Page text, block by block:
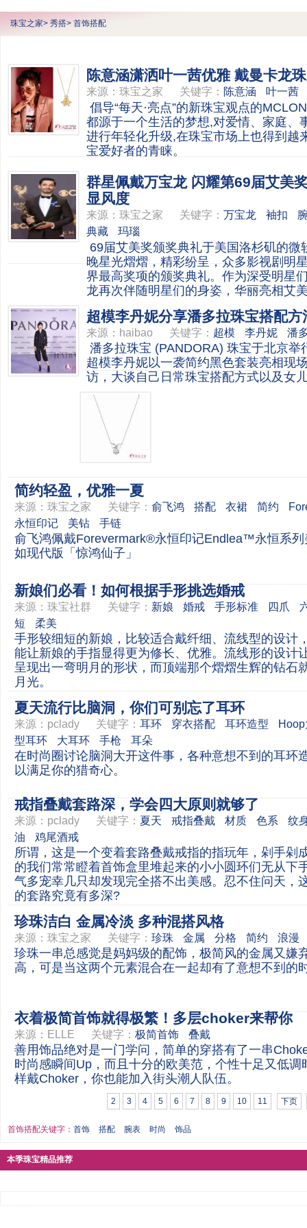
珠宝之家> 秀搭> 首饰搭配
陈意涵潇洒叶一茜优雅 戴曼卡龙
来源： 珠宝之家 关键字： 陈意涵 叶一茜
倡导“每天·亮点”的新珠宝观点的
都源于一个生活的梦想,对爱情、家庭、
进行年轻化升级,在珠宝市场上也得到越
宝爱好者的青睐。
群星佩戴万宝龙 闪耀第69届艾美
显风度
来源： 珠宝之家 关键字： 万宝龙 袖扣
典藏
玛瑙
69届艾美奖颁奖典礼于美国洛杉矶的微
晚星光熠熠，精彩纷呈，众多影视剧明
界最高奖项的颁奖典礼。作为深受明星
龙再次伴随明星们的身姿，华丽亮相艾
超模李丹妮分享潘多拉珠宝搭配
来源： haibao 关键字： 超模 李丹妮 潘
潘多拉珠宝 (PANDORA) 珠宝于北京举
超模李丹妮以一袭简约黑色套装亮相现
访，大谈自己日常珠宝搭配方式以及女
简约轻盈，优雅一夏
来源： 珠宝之家 关键字： 俞飞鸿 搭配 衣裙 简约
永恒印记
美钻 手链
俞飞鸿佩戴Forevermark®永恒印记Endlea™永恒系列
如现代版「惊鸿仙子」
新娘们必看！如何根据手形挑选婚戒
来源： 珠宝社群 关键字： 新娘 婚戒 手形标准 四爪
短
柔美
手形较细短的新娘，比较适合戴纤细、流线型的设计
能让新娘的手指显得更为修长、优雅。流线形的设计
呈现出一弯明月的形状，而顶端那个熠熠生辉的钻石
月光。
夏天流行比脑洞，你们可别忘了耳环
来源： pclady 关键字： 耳环 穿衣搭配 耳环造型
型耳环
大耳环 手枪 耳朵
在时尚圈讨论脑洞大开这件事，各种意想不到的耳环
以满足你的猎奇心。
戒指叠戴套路深，学会四大原则就够了
来源： pclady 关键字： 夏天 戒指叠戴 材质 色系
纹
油
鸡尾酒戒
所谓，这是一个变着套路叠戴戒指的指玩年，剁手剁
的我们常常瞪着首饰盒里堆起来的小小圆环们无从下
气多宠幸几只却发现完全搭不出美感。忍不住问天，
的套路究竟有多深?
珍珠洁白 金属冷淡 多种混搭风格
来源： 珠宝之家 关键字： 珍珠 金属 分格 简约 浪漫
珍珠一串总感觉是妈妈级的配饰，极简风的金属又嫌
高，可是当这两个元素混合在一起却有了意想不到的
衣着极简首饰就得极繁！多层choker来帮你
来源： ELLE 关键字： 极简首饰 叠戴
善用饰品绝对是一门学问，简单的穿搭有了一串
时尚感瞬间Up，而且十分的欧美范，个性十足又低调
样戴Choker，你也能加入街头潮人队伍。
2 3 4 5 6 7 8 9 10 11 下页
首饰搭配关键字： 首饰 搭配 腕表 时尚 饰品
本季珠宝精品推荐